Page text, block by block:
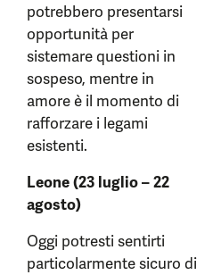
potrebbero presentarsi
opportunità per
sistemare questioni in
sospeso, mentre in
amore è il momento di
rafforzare i legami
esistenti.
Leone (23 luglio – 22
agosto)
Oggi potresti sentirti
particolarmente sicuro di